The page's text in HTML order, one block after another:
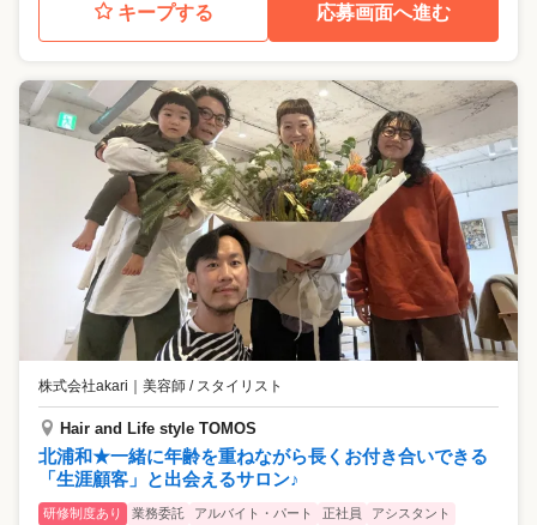
キープする 応募画面へ進む
株式会社akari 美容師 / スタイリスト
Hair and Life style TOMOS
北浦和★一緒に年齢を重ねながら長くお付き合いできる
「生涯顧客」と出会えるサロン♪
研修制度あり 業務委託 アルバイト・パート 正社員
アシスタント